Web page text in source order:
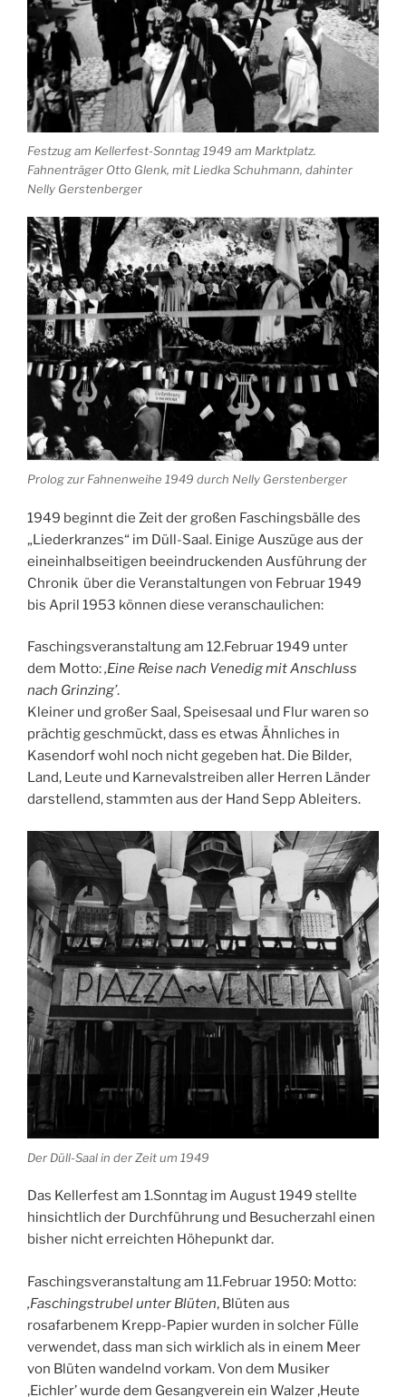
Festzug am Kellerfest-Sonntag 1949 am Marktplatz.
Fahnenträger Otto Glenk, mit Liedka Schuhmann, dahinter
Nelly Gerstenberger
Prolog zur Fahnenweihe 1949 durch Nelly Gerstenberger
1949 beginnt die Zeit der großen Faschingsbälle des
„Liederkranzes“ im Düll-Saal. Einige Auszüge aus der
eineinhalbseitigen beeindruckenden Ausführung der
Chronik über die Veranstaltungen von Februar 1949
bis April 1953 können diese veranschaulichen:
Faschingsveranstaltung am 12.Februar 1949 unter
dem Motto:‚Eine Reise nach Venedig mit Anschluss
nach Grinzing’.
Kleiner und großer Saal, Speisesaal und Flur waren so
prächtig geschmückt, dass es etwas Ähnliches in
Kasendorf wohl noch nicht gegeben hat. Die Bilder,
Land, Leute und Karnevalstreiben aller Herren Länder
darstellend, stammten aus der Hand Sepp Ableiters.
Der Düll-Saal in der Zeit um 1949
Das Kellerfest am 1.Sonntag im August 1949 stellte
hinsichtlich der Durchführung und Besucherzahl einen
bisher nicht erreichten Höhepunkt dar.
Faschingsveranstaltung am 11.Februar 1950: Motto:
‚Faschingstrubel unter Blüten‚ Blüten aus
rosafarbenem Krepp-Papier wurden in solcher Fülle
verwendet, dass man sich wirklich als in einem Meer
von Blüten wandelnd vorkam. Von dem Musiker
‚Eichler’ wurde dem Gesangverein ein Walzer ‚Heute